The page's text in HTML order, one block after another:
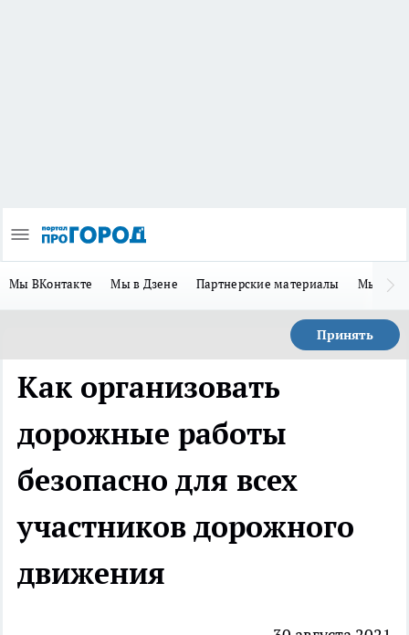
Мы ВКонтакте Мы в Дзене Партнерские материалы Мы в
Принять
Как организовать
дорожные работы
безопасно для всех
участников дорожного
движения